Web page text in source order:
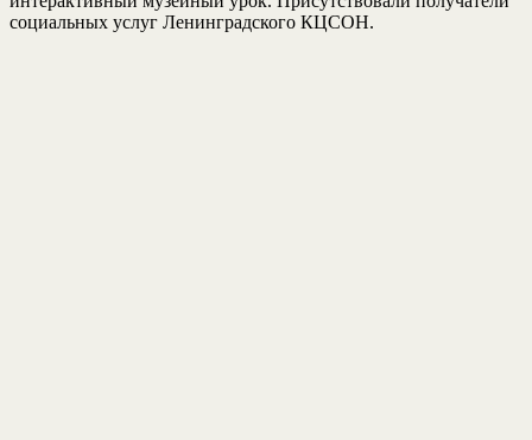
социальных услуг Ленинградского КЦСОН.